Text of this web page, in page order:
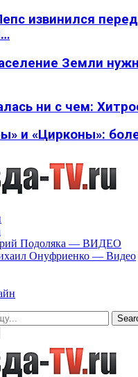
извинился
Земли
ни с чем:
и «Цирконы»:
Подоляка — ВИДЕО
Онуфриенко — Видео